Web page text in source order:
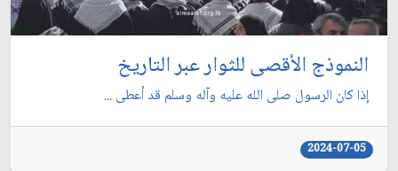
النموذج الأقصى للثوار عبر التاريخ
إذا كان الرسول صلى الله عليه وآله وسلم قد أعطى ...
2024-07-05